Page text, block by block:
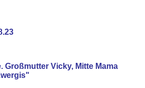
Großmutter Vicky, Mitte Mama